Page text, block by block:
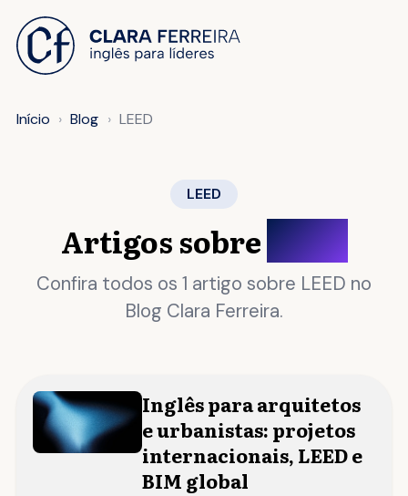
Início Blog LEED
LEED
Artigos sobreLEED
Confira todos os 1 artigo sobre LEED no
Blog Clara Ferreira.
Inglês para arquitetos
e urbanistas: projetos
internacionais, LEED e
BIM global